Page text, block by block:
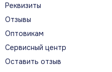
помогает улучшать
Реквизиты
Отзывы
Оптовикам
Сервисный центр
Оставить отзыв